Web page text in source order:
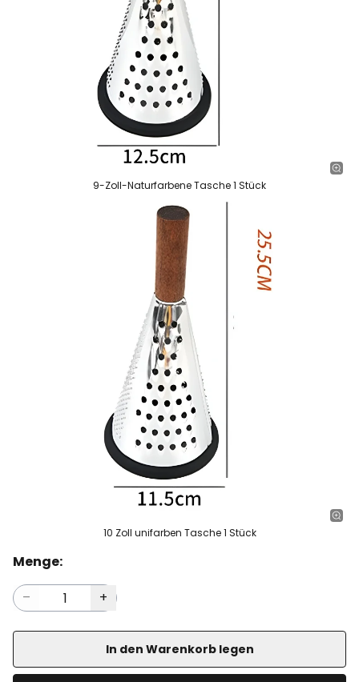
9-Zoll-Naturfarbene Tasche 1 Stück
10 Zoll unifarben Tasche 1 Stück
Menge:
In den Warenkorb legen